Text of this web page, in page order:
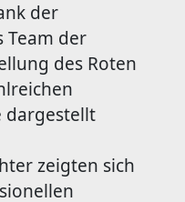
der
Team der
des Roten
dargestellt
zeigten sich